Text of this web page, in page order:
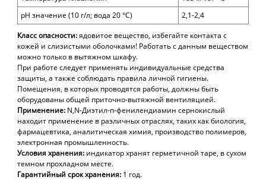
pH значение (10 г/л; вода 20 °С)
2,1-2,4
Класс опасности:ядовитое вещество, избегайте контакта с
кожей и слизистыми оболочками! Работать с данным веществом
можно только в вытяжном шкафу.
При работе следует применять индивидуальные средства
защиты, а также соблюдать правила личной гигиены.
Помещения, в которых проводятся работы, должны быть
оборудованы общей приточно-вытяжной вентиляцией.
Применение: N,N-Диэтил-п-фенилендиамин сернокислый
находит применение в различных отраслях, таких как биология,
фармацевтика, аналитическая химия, производство полимеров,
электронная промышленность.
Условия хранения: индикатор хранят герметичной таре, в сухом
темном прохладном месте.
Гарантийный срок хранения: 1 год.